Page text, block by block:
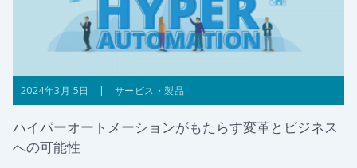
2024年3月 5日 | サービス・製品
ハイパーオートメーションがもたらす変革とビジネス
への可能性